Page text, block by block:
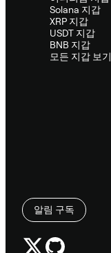
Solana 지갑
XRP 지갑
USDT 지갑
BNB 지갑
모든 지갑 보기
알림 구독